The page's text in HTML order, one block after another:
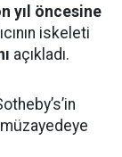
yıl öncesine
iskeleti
açıkladı.